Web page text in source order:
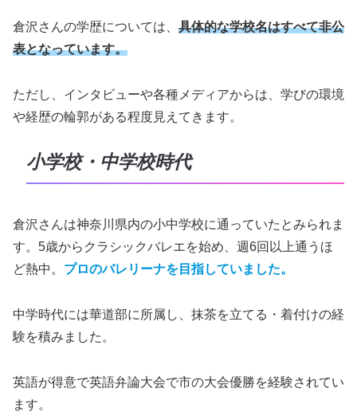
倉沢さんの学歴については、 具体的な学校名はすべて非公
表となっています。
ただし、インタビューや各種メディアからは、学びの環境
や経歴の輪郭がある程度見えてきます。
小学校・中学校時代
倉沢さんは神奈川県内の小中学校に通っていたとみられま
す。5歳からクラシックバレエを始め、週6回以上通うほ
ど熱中。 プロのバレリーナを目指していました。
中学時代には華道部に所属し、抹茶を立てる・着付けの経
験を積みました。
英語が得意で英語弁論大会で市の大会優勝を経験されてい
ます。